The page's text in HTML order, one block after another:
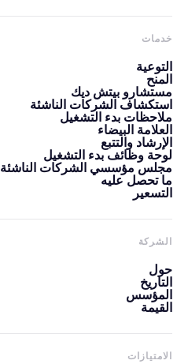
خدمات
التوعية
المنح
مستشارو بيتش ديك
استكشاف الشركات الناشئة
ملاحظات بدء التشغيل
العلامة البيضاء
الإرشاد والتتبع
لوحة وظائف بدء التشغيل
مجلس مؤسسي الشركات الناشئة
ما تحصل عليه
التسعير
الشركة
حول
التاريخ
المؤسس
القيمة
الامتيازات